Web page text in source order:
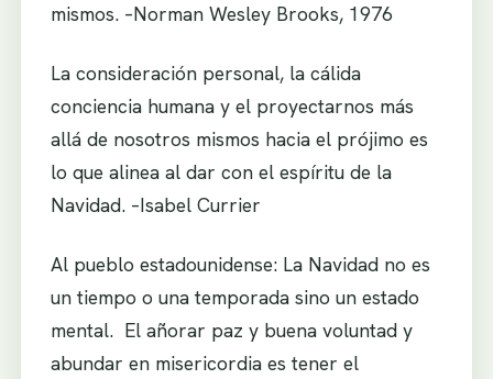
mismos. –Norman Wesley Brooks, 1976
La consideración personal, la cálida
conciencia humana y el proyectarnos más
allá de nosotros mismos hacia el prójimo es
lo que alinea al dar con el espíritu de la
Navidad. –Isabel Currier
Al pueblo estadounidense: La Navidad no es
un tiempo o una temporada sino un estado
mental. El añorar paz y buena voluntad y
abundar en misericordia es tener el